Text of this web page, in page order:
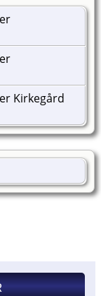
Kirkegård